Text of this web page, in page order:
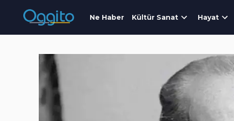
Ne Haber Kültür Sanat Hayat